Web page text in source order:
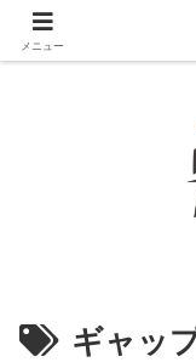
人気おすすめ
ギャッ
メニュー